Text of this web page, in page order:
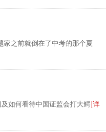
之前就倒在了中考的那个夏
如何看待中国证监会打大鳄[详